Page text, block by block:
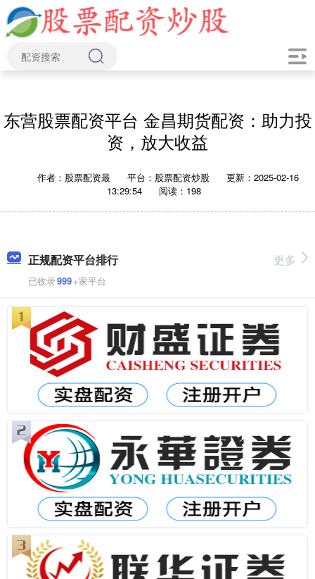
东营股票配资平台 金昌期货配资：助力投
资，放大收益
作者：股票配资最 平台：股票配资炒股
更新：2025-02-16
13:29:54
阅读：198
正规配资平台排行
已收录999+家平台
更多